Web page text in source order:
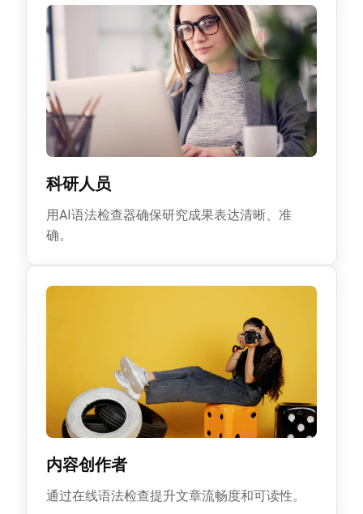
科研人员
用AI语法检查器确保研究成果表达清晰、准
确。
内容创作者
通过在线语法检查提升文章流畅度和可读性。